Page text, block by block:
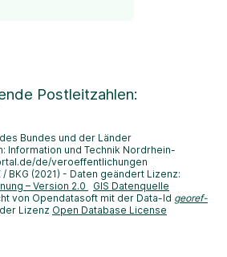
Postleitzahlen:
Bundes und der Länder
Information und Technik Nordrhein-
de/veroeffentlichungen
BKG (2021) - Daten geändert Lizenz:
– Version 2.0
GIS Datenquelle
von Opendatasoft mit der Data-Id georef-
Lizenz Open Database License